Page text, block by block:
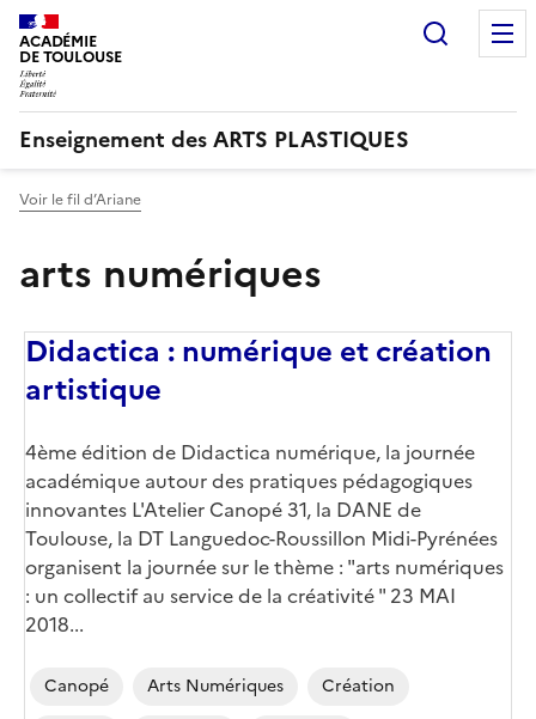
ACADÉMIE
DE TOULOUSE
Enseignement des ARTS PLASTIQUES
Voir le fil d’Ariane
arts numériques
Didactica : numérique et création
artistique
4ème édition de Didactica numérique, la journée
académique autour des pratiques pédagogiques
innovantes L'Atelier Canopé 31, la DANE de
Toulouse, la DT Languedoc-Roussillon Midi-Pyrénées
organisent la journée sur le thème : "arts numériques
: un collectif au service de la créativité " 23 MAI
2018...
Canopé Arts Numériques
Création